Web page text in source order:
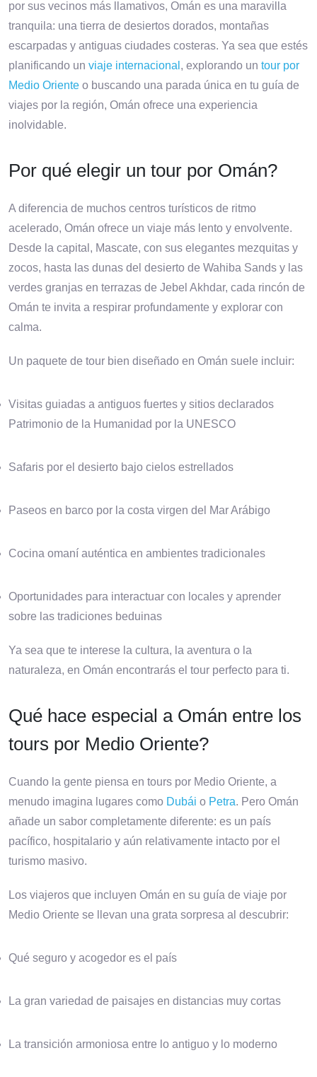
por sus vecinos más llamativos, Omán es una maravilla
tranquila: una tierra de desiertos dorados, montañas
escarpadas y antiguas ciudades costeras. Ya sea que estés
planificando un viaje internacional , explorando un tour por
Medio Oriente o buscando una parada única en tu guía de
viajes por la región, Omán ofrece una experiencia
inolvidable.
Por qué elegir un tour por Omán?
A diferencia de muchos centros turísticos de ritmo
acelerado, Omán ofrece un viaje más lento y envolvente.
Desde la capital, Mascate, con sus elegantes mezquitas y
zocos, hasta las dunas del desierto de Wahiba Sands y las
verdes granjas en terrazas de Jebel Akhdar, cada rincón de
Omán te invita a respirar profundamente y explorar con
calma.
Un paquete de tour bien diseñado en Omán suele incluir:
Visitas guiadas a antiguos fuertes y sitios declarados
Patrimonio de la Humanidad por la UNESCO
Safaris por el desierto bajo cielos estrellados
Paseos en barco por la costa virgen del Mar Arábigo
Cocina omaní auténtica en ambientes tradicionales
Oportunidades para interactuar con locales y aprender
sobre las tradiciones beduinas
Ya sea que te interese la cultura, la aventura o la
naturaleza, en Omán encontrarás el tour perfecto para ti.
Qué hace especial a Omán entre los
tours por Medio Oriente?
Cuando la gente piensa en tours por Medio Oriente, a
menudo imagina lugares como Dubái o Petra. Pero Omán
añade un sabor completamente diferente: es un país
pacífico, hospitalario y aún relativamente intacto por el
turismo masivo.
Los viajeros que incluyen Omán en su guía de viaje por
Medio Oriente se llevan una grata sorpresa al descubrir:
Qué seguro y acogedor es el país
La gran variedad de paisajes en distancias muy cortas
La transición armoniosa entre lo antiguo y lo moderno